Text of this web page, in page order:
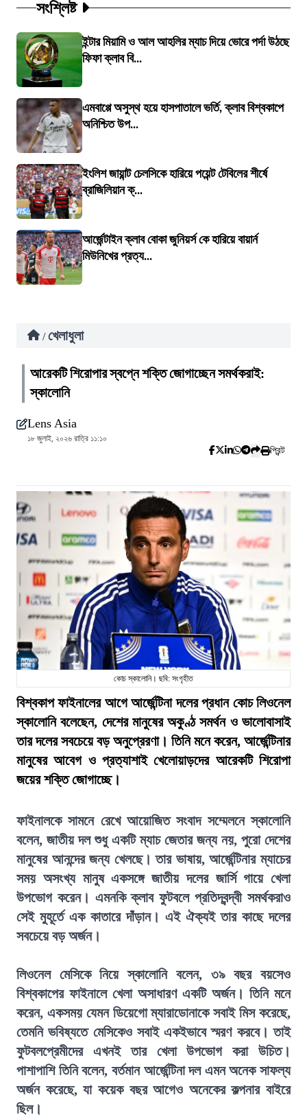
সংশ্লিষ্ট
ইন্টার মিয়ামি ও আল আহলির ম্যাচ দিয়ে ভোরে পর্দা উঠছে
ফিফা ক্লাব বি...
এমবাপ্পে অসুস্থ হয়ে হাসপাতালে ভর্তি, ক্লাব বিশ্বকাপে
অনিশ্চিত উপ...
ইংলিশ জায়ান্ট চেলসিকে হারিয়ে পয়েন্ট টেবিলের শীর্ষে
ব্রাজিলিয়ান ক্...
আর্জেন্টাইন ক্লাব বোকা জুনিয়র্স কে হারিয়ে বায়ার্ন
মিউনিখের প্রত্য...
/ খেলাধুলা
আরেকটি শিরোপার স্বপ্নে শক্তি জোগাচ্ছেন সমর্থকরাই:
স্কালোনি
Lens Asia
১৮ জুলাই, ২০২৬ রাত্রি ১১:১০
প্রিন্ট
কোচ স্কালোনি। ছবি: সংগৃহীত
বিশ্বকাপ ফাইনালের আগে আর্জেন্টিনা দলের প্রধান কোচ লিওনেল
স্কালোনি বলেছেন, দেশের মানুষের অকুণ্ঠ সমর্থন ও ভালোবাসাই
তার দলের সবচেয়ে বড় অনুপ্রেরণা। তিনি মনে করেন, আর্জেন্টিনার
মানুষের আবেগ ও প্রত্যাশাই খেলোয়াড়দের আরেকটি শিরোপা
জয়ের শক্তি জোগাচ্ছে।
ফাইনালকে সামনে রেখে আয়োজিত সংবাদ সম্মেলনে স্কালোনি
বলেন, জাতীয় দল শুধু একটি ম্যাচ জেতার জন্য নয়, পুরো দেশের
মানুষের আনন্দের জন্য খেলছে। তার ভাষায়, আর্জেন্টিনার ম্যাচের
সময় অসংখ্য মানুষ একসঙ্গে জাতীয় দলের জার্সি গায়ে খেলা
উপভোগ করেন। এমনকি ক্লাব ফুটবলে প্রতিদ্বন্দ্বী সমর্থকরাও
সেই মুহূর্তে এক কাতারে দাঁড়ান। এই ঐক্যই তার কাছে দলের
সবচেয়ে বড় অর্জন।
লিওনেল মেসিকে নিয়ে স্কালোনি বলেন, ৩৯ বছর বয়সেও
বিশ্বকাপের ফাইনালে খেলা অসাধারণ একটি অর্জন। তিনি মনে
করেন, একসময় যেমন ডিয়েগো ম্যারাডোনাকে সবাই মিস করেছে,
তেমনি ভবিষ্যতে মেসিকেও সবাই একইভাবে স্মরণ করবে। তাই
ফুটবলপ্রেমীদের এখনই তার খেলা উপভোগ করা উচিত।
পাশাপাশি তিনি বলেন, বর্তমান আর্জেন্টিনা দল এমন অনেক সাফল্য
অর্জন করেছে, যা কয়েক বছর আগেও অনেকের কল্পনার বাইরে
ছিল।